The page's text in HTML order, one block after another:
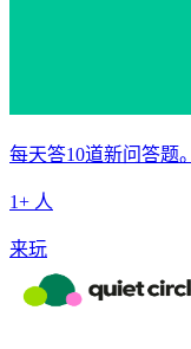
每天答10道新问答题。
1+ 人
来玩